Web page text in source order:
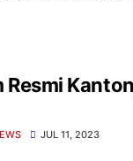
Resmi
JUL 11, 2023